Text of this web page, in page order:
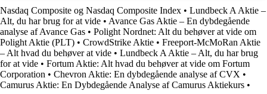
Nasdaq Composite og Nasdaq Composite Index • Lundbeck A Aktie –
Alt, du har brug for at vide • Avance Gas Aktie – En dybdegående
analyse af Avance Gas • Polight Nordnet: Alt du behøver at vide om
Polight Aktie (PLT) • CrowdStrike Aktie • Freeport-McMoRan Aktie
– Alt hvad du behøver at vide • Lundbeck A Aktie – Alt, du har brug
for at vide • Fortum Aktie: Alt hvad du behøver at vide om Fortum
Corporation • Chevron Aktie: En dybdegående analyse af CVX •
Camurus Aktie: En Dybdegående Analyse af Camurus Aktiekurs •